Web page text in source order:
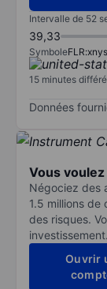
Intervalle de 52
39,33
SymboleFLR:xnys
15 minutes
Données
Vous
Négociez des
1.5 millions
des risques.
investissement.
Ouvrir